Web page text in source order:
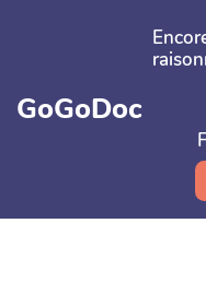
Aller au contenu
GoGoDoc